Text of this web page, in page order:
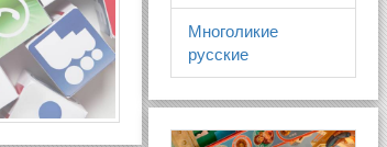
Многоликие
русские